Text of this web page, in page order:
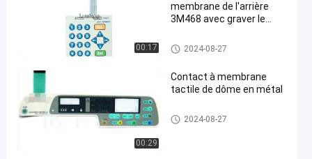
points
de vue
Maintenant
Partager
membrane
de dôme
en métal
00:17
membrane de l'arrière
3M468 avec graver le
Contact à membrane de dôme
en métal
2024-08-27
00:29
Contact à membrane
tactile de dôme en métal
Contact à membrane de dôme
en métal
2024-08-27